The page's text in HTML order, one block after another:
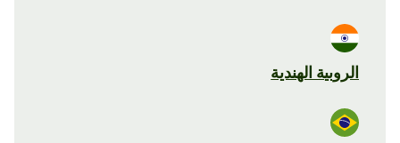
الروبية الهندية